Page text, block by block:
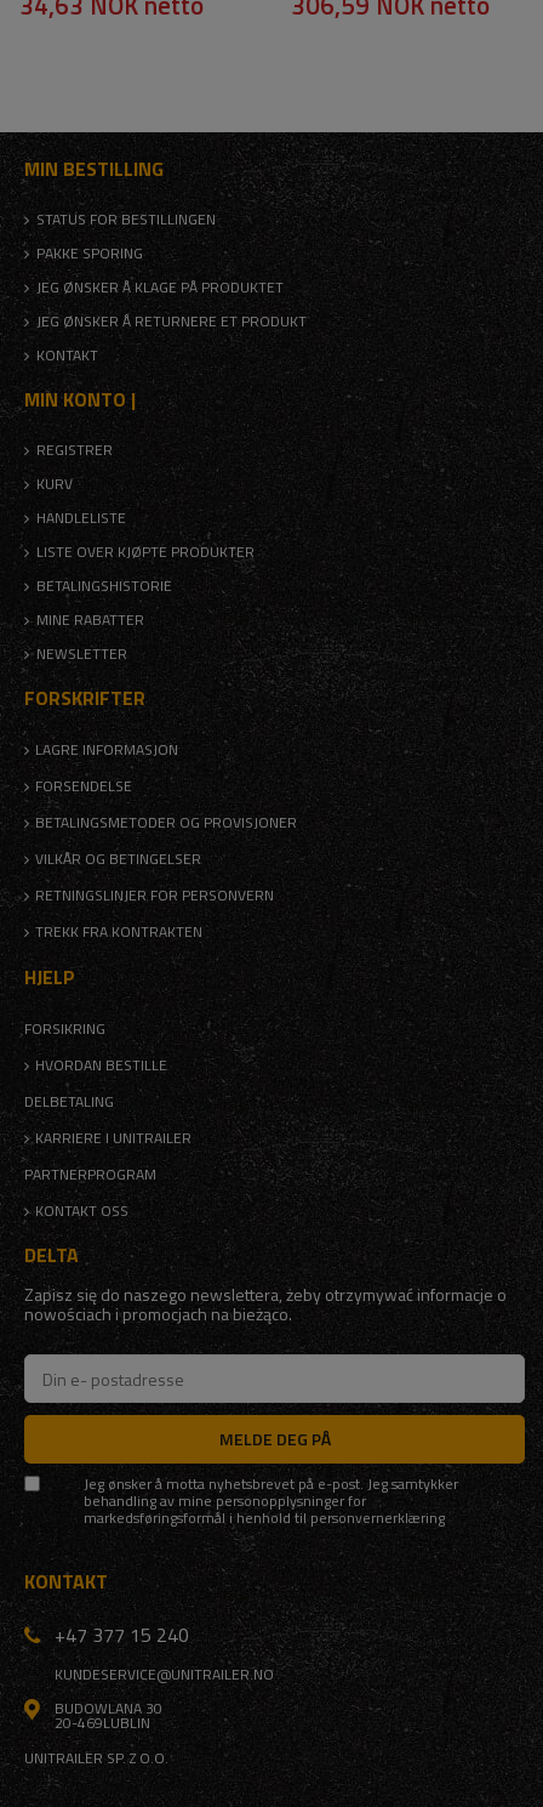
MIN BESTILLING
STATUS FOR BESTILLINGEN
PAKKE SPORING
JEG ØNSKER Å KLAGE PÅ PRODUKTET
JEG ØNSKER Å RETURNERE ET PRODUKT
KONTAKT
MIN KONTO |
REGISTRER
KURV
HANDLELISTE
LISTE OVER KJØPTE PRODUKTER
BETALINGSHISTORIE
MINE RABATTER
NEWSLETTER
FORSKRIFTER
LAGRE INFORMASJON
FORSENDELSE
BETALINGSMETODER OG PROVISJONER
VILKÅR OG BETINGELSER
RETNINGSLINJER FOR PERSONVERN
TREKK FRA KONTRAKTEN
HJELP
FORSIKRING
HVORDAN BESTILLE
DELBETALING
KARRIERE I UNITRAILER
PARTNERPROGRAM
KONTAKT OSS
DELTA
Zapisz się do naszego newslettera, żeby otrzymywać informacje o
nowościach i promocjach na bieżąco.
MELDE DEG PÅ
Jeg ønsker å motta nyhetsbrevet på e-post. Jeg samtykker
behandling av mine personopplysninger for
markedsføringsformål i henhold til personvernerklæring
KONTAKT
+47 377 15 240
KUNDESERVICE@UNITRAILER.NO
BUDOWLANA 30
20-469LUBLIN
UNITRAILER SP. Z O.O.